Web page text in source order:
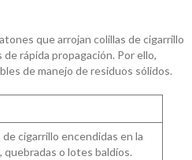
que arrojan colillas de cigarrillo
rápida propagación. Por ello,
de manejo de residuos sólidos.
cigarrillo encendidas en la
quebradas o lotes baldíos.